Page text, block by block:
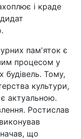
і краде
пам'яток є
процесом у
будівель. Тому,
культури,
актуальною.
Ростислав
що